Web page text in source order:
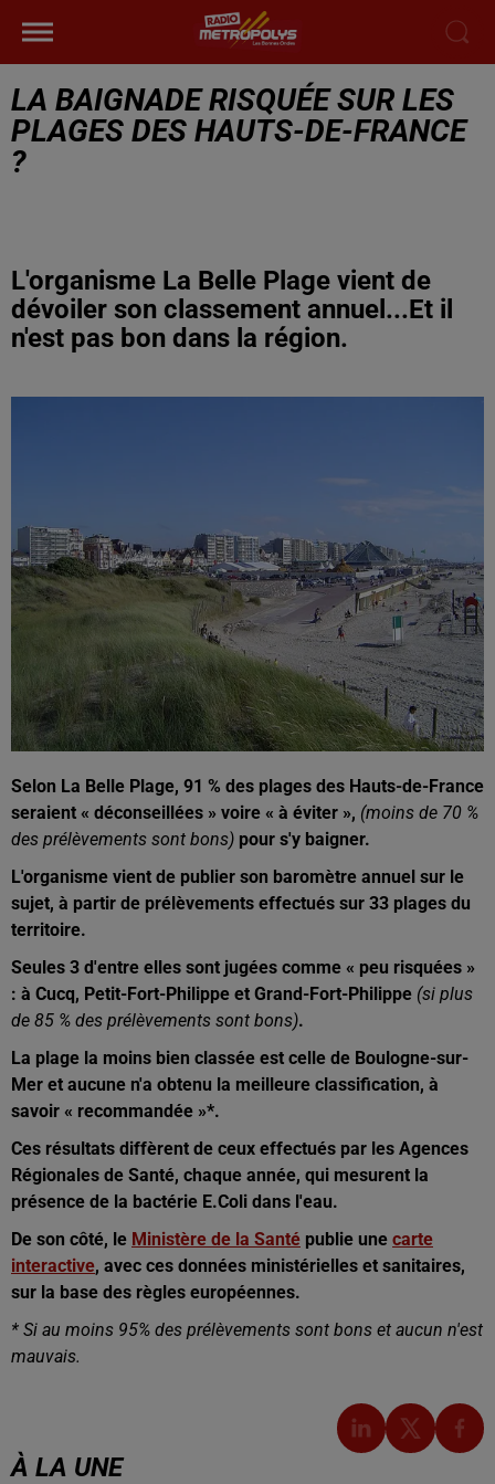
LA BAIGNADE RISQUÉE SUR LES
PLAGES DES HAUTS-DE-FRANCE
?
L'organisme La Belle Plage vient de
dévoiler son classement annuel...Et il
n'est pas bon dans la région.
Selon La Belle Plage, 91 % des plages des Hauts-de-France
seraient « déconseillées » voire « à éviter », (moins de 70 %
des prélèvements sont bons) pour s'y baigner.
L'organisme vient de publier son baromètre annuel sur le
sujet, à partir de prélèvements effectués sur 33 plages du
territoire.
Seules 3 d'entre elles sont jugées comme « peu risquées »
: à Cucq, Petit-Fort-Philippe et Grand-Fort-Philippe (si plus
de 85 % des prélèvements sont bons).
La plage la moins bien classée est celle de Boulogne-sur-
Mer et aucune n'a obtenu la meilleure classification, à
savoir « recommandée »*.
Ces résultats diffèrent de ceux effectués par les Agences
Régionales de Santé, chaque année, qui mesurent la
présence de la bactérie E.Coli dans l'eau.
De son côté, le Ministère de la Santé publie une carte
interactive, avec ces données ministérielles et sanitaires,
sur la base des règles européennes.
* Si au moins 95% des prélèvements sont bons et aucun n'est
mauvais.
À LA UNE